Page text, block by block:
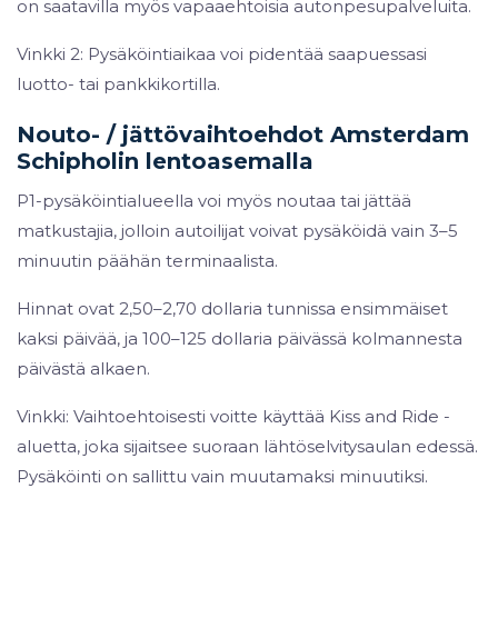
on saatavilla myös vapaaehtoisia autonpesupalveluita.
Vinkki 2: Pysäköintiaikaa voi pidentää saapuessasi
luotto- tai pankkikortilla.
Nouto- / jättövaihtoehdot Amsterdam
Schipholin lentoasemalla
P1-pysäköintialueella voi myös noutaa tai jättää
matkustajia, jolloin autoilijat voivat pysäköidä vain 3–5
minuutin päähän terminaalista.
Hinnat ovat 2,50–2,70 dollaria tunnissa ensimmäiset
kaksi päivää, ja 100–125 dollaria päivässä kolmannesta
päivästä alkaen.
Vinkki: Vaihtoehtoisesti voitte käyttää Kiss and Ride -
aluetta, joka sijaitsee suoraan lähtöselvitysaulan edessä.
Pysäköinti on sallittu vain muutamaksi minuutiksi.